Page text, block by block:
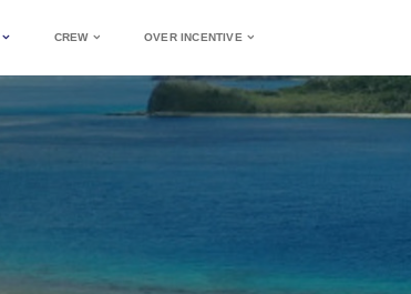
CREW OVER INCENTIVE